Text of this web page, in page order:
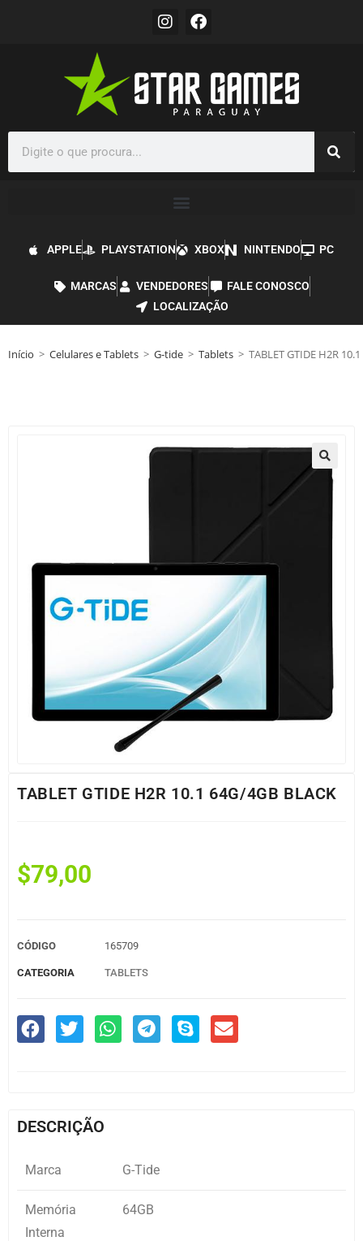
APPLE PLAYSTATION XBOX NINTENDO PC
MARCAS VENDEDORES
FALE CONOSCO
LOCALIZAÇÃO
Início > Celulares e Tablets > G-tide > Tablets > TABLET GTIDE H2R
TABLET GTIDE H2R 10.1 64G/4GB BLACK
$79,00
CÓDIGO 165709
CATEGORIA TABLETS
DESCRIÇÃO
Marca G-Tide
Memória
Interna
64GB